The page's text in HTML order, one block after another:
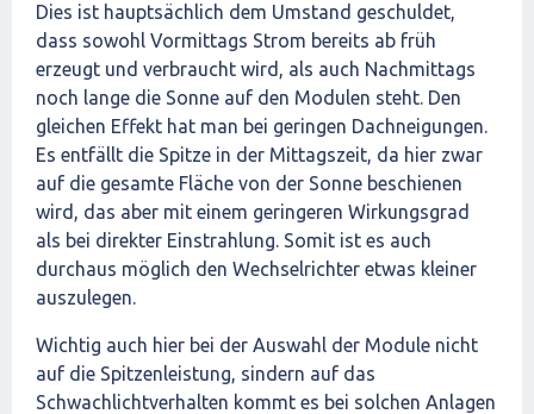
Dies ist hauptsächlich dem Umstand geschuldet,
dass sowohl Vormittags Strom bereits ab früh
erzeugt und verbraucht wird, als auch Nachmittags
noch lange die Sonne auf den Modulen steht. Den
gleichen Effekt hat man bei geringen Dachneigungen.
Es entfällt die Spitze in der Mittagszeit, da hier zwar
auf die gesamte Fläche von der Sonne beschienen
wird, das aber mit einem geringeren Wirkungsgrad
als bei direkter Einstrahlung. Somit ist es auch
durchaus möglich den Wechselrichter etwas kleiner
auszulegen.
Wichtig auch hier bei der Auswahl der Module nicht
auf die Spitzenleistung, sindern auf das
Schwachlichtverhalten kommt es bei solchen Anlagen